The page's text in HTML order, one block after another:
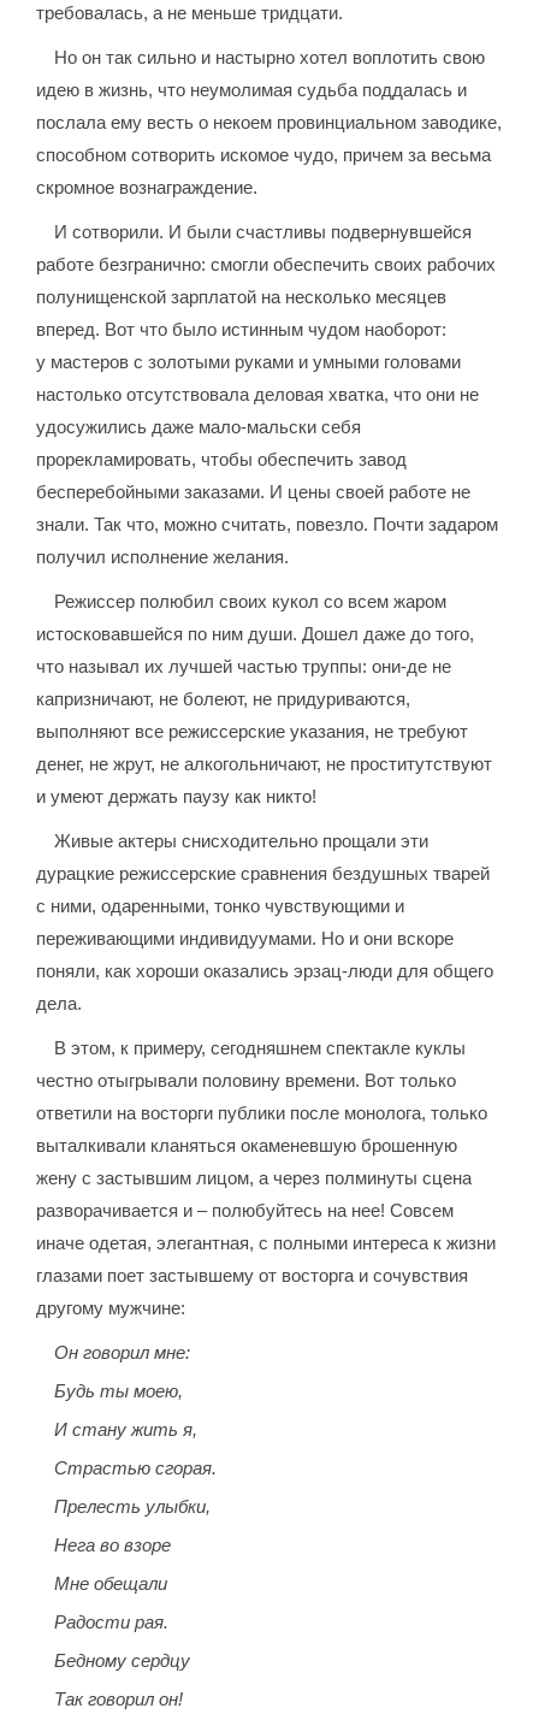
требовалась, а не меньше тридцати.
Но он так сильно и настырно хотел воплотить свою
идею в жизнь, что неумолимая судьба поддалась и
послала ему весть о некоем провинциальном заводике,
способном сотворить искомое чудо, причем за весьма
скромное вознаграждение.
И сотворили. И были счастливы подвернувшейся
работе безгранично: смогли обеспечить своих рабочих
полунищенской зарплатой на несколько месяцев
вперед. Вот что было истинным чудом наоборот:
у мастеров с золотыми руками и умными головами
настолько отсутствовала деловая хватка, что они не
удосужились даже мало-мальски себя
прорекламировать, чтобы обеспечить завод
бесперебойными заказами. И цены своей работе не
знали. Так что, можно считать, повезло. Почти задаром
получил исполнение желания.
Режиссер полюбил своих кукол со всем жаром
истосковавшейся по ним души. Дошел даже до того,
что называл их лучшей частью труппы: они-де не
капризничают, не болеют, не придуриваются,
выполняют все режиссерские указания, не требуют
денег, не жрут, не алкогольничают, не проститутствуют
и умеют держать паузу как никто!
Живые актеры снисходительно прощали эти
дурацкие режиссерские сравнения бездушных тварей
с ними, одаренными, тонко чувствующими и
переживающими индивидуумами. Но и они вскоре
поняли, как хороши оказались эрзац-люди для общего
дела.
В этом, к примеру, сегодняшнем спектакле куклы
честно отыгрывали половину времени. Вот только
ответили на восторги публики после монолога, только
выталкивали кланяться окаменевшую брошенную
жену с застывшим лицом, а через полминуты сцена
разворачивается и – полюбуйтесь на нее! Совсем
иначе одетая, элегантная, с полными интереса к жизни
глазами поет застывшему от восторга и сочувствия
другому мужчине:
Он говорил мне:
Будь ты моею,
И стану жить я,
Страстью сгорая.
Прелесть улыбки,
Нега во взоре
Мне обещали
Радости рая.
Бедному сердцу
Так говорил он!